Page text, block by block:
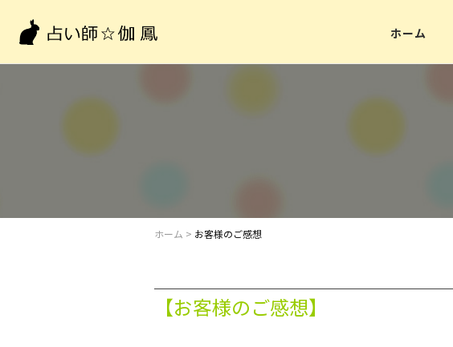
ホーム
ホーム > お客様のご感想
【お客様のご感想】